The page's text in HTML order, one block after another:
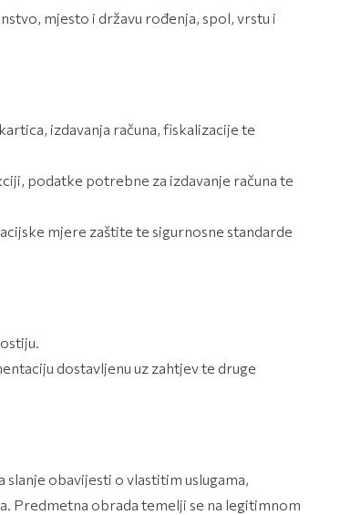
mjesto i državu rođenja, spol, vrstu i
izdavanja računa, fiskalizacije te
podatke potrebne za izdavanje računa te
mjere zaštite te sigurnosne standarde
dostavljenu uz zahtjev te druge
obavijesti o vlastitim uslugama,
Predmetna obrada temelji se na legitimnom